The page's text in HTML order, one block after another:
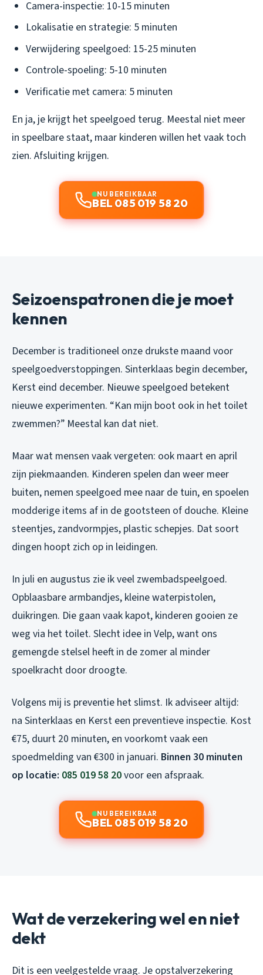
Camera-inspectie: 10-15 minuten
Lokalisatie en strategie: 5 minuten
Verwijdering speelgoed: 15-25 minuten
Controle-spoeling: 5-10 minuten
Verificatie met camera: 5 minuten
En ja, je krijgt het speelgoed terug. Meestal niet meer
in speelbare staat, maar kinderen willen het vaak toch
zien. Afsluiting krijgen.
NU BEREIKBAAR
BEL 085 019 58 20
Seizoenspatronen die je moet
kennen
December is traditioneel onze drukste maand voor
speelgoedverstoppingen. Sinterklaas begin december,
Kerst eind december. Nieuwe speelgoed betekent
nieuwe experimenten. “Kan mijn boot ook in het toilet
zwemmen?” Meestal kan dat niet.
Maar wat mensen vaak vergeten: ook maart en april
zijn piekmaanden. Kinderen spelen dan weer meer
buiten, nemen speelgoed mee naar de tuin, en spoelen
modderige items af in de gootsteen of douche. Kleine
steentjes, zandvormpjes, plastic schepjes. Dat soort
dingen hoopt zich op in leidingen.
In juli en augustus zie ik veel zwembadspeelgoed.
Opblaasbare armbandjes, kleine waterpistolen,
duikringen. Die gaan vaak kapot, kinderen gooien ze
weg via het toilet. Slecht idee in Velp, want ons
gemengde stelsel heeft in de zomer al minder
spoelkracht door droogte.
Volgens mij is preventie het slimst. Ik adviseer altijd:
na Sinterklaas en Kerst een preventieve inspectie. Kost
€75, duurt 20 minuten, en voorkomt vaak een
spoedmelding van €300 in januari. Binnen 30 minuten
op locatie: 085 019 58 20voor een afspraak.
NU BEREIKBAAR
BEL 085 019 58 20
Wat de verzekering wel en niet
dekt
Dit is een veelgestelde vraag. Je opstalverzekering